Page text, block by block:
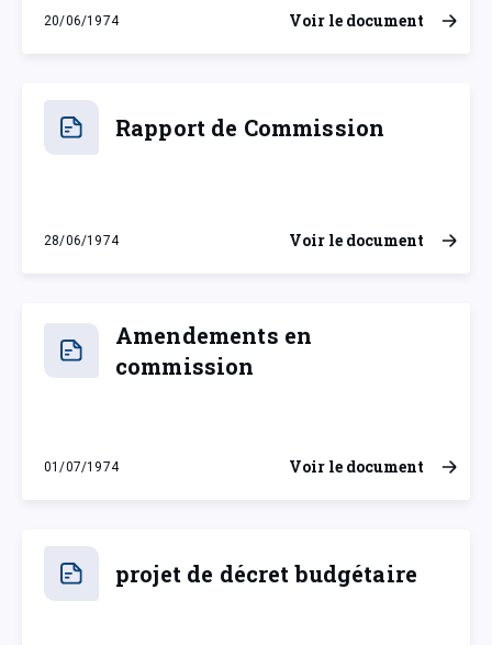
20/06/1974
jeudi 20 juin 1974
Voir le document
Rapport de Commission
28/06/1974
vendredi 28 juin 1974
Voir le document
Amendements en
commission
01/07/1974
lundi 1 juillet 1974
Voir le document
projet de décret budgétaire